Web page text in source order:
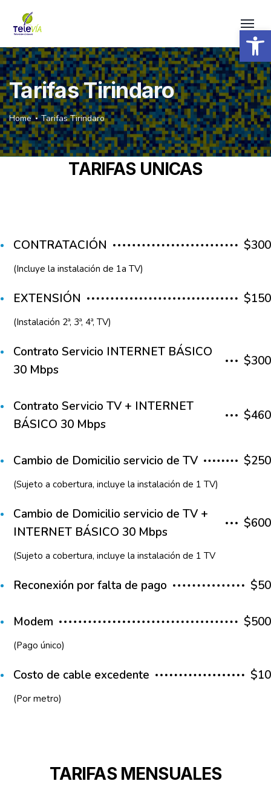
Tarifas Tirindaro
Home Tarifas Tirindaro
TARIFAS UNICAS
CONTRATACIÓN $300
(Incluye la instalación de 1a TV)
EXTENSIÓN $150
(Instalación 2ª, 3ª, 4ª, TV)
Contrato Servicio INTERNET BÁSICO
30 Mbps
$300
Contrato Servicio TV + INTERNET
BÁSICO 30 Mbps
$460
Cambio de Domicilio servicio de TV $250
(Sujeto a cobertura, incluye la instalación de 1 TV)
Cambio de Domicilio servicio de TV +
INTERNET BÁSICO 30 Mbps
$600
(Sujeto a cobertura, incluye la instalación de 1 TV
Reconexión por falta de pago $50
Modem $500
(Pago único)
Costo de cable excedente $10
(Por metro)
TARIFAS MENSUALES